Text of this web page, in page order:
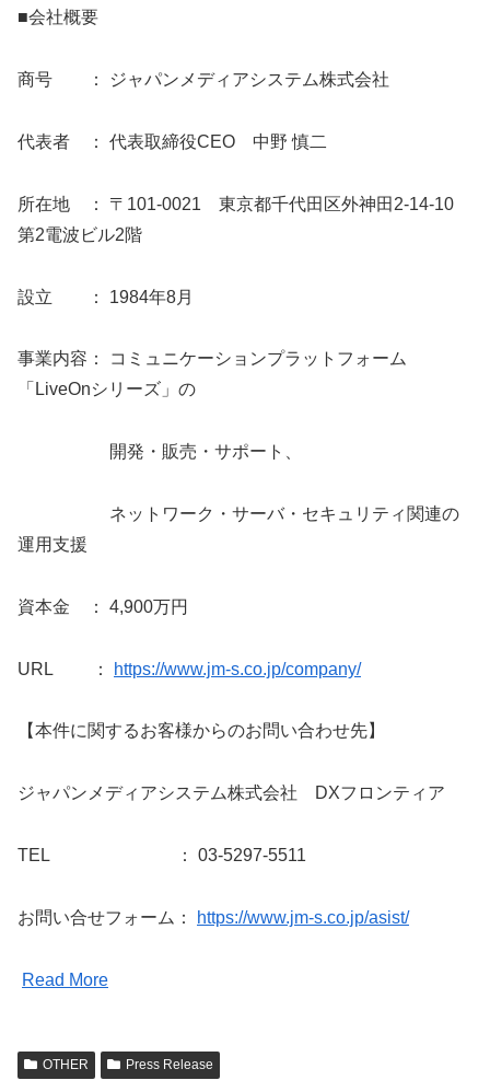
■会社概要
商号 ： ジャパンメディアシステム株式会社
代表者 ： 代表取締役CEO 中野 慎二
所在地 ： 〒101-0021 東京都千代田区外神田2-14-10
第2電波ビル2階
設立 ： 1984年8月
事業内容： コミュニケーションプラットフォーム
「LiveOnシリーズ」の
開発・販売・サポート、
ネットワーク・サーバ・セキュリティ関連の
運用支援
資本金 ： 4,900万円
URL ： https://www.jm-s.co.jp/company/
【本件に関するお客様からのお問い合わせ先】
ジャパンメディアシステム株式会社 DXフロンティア
TEL ： 03-5297-5511
お問い合せフォーム： https://www.jm-s.co.jp/asist/
Read More
OTHER Press Release